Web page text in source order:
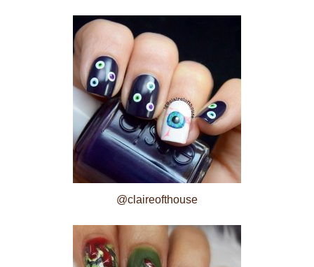
@claireofthouse